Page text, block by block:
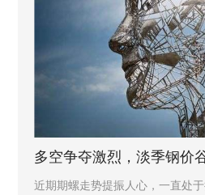
多空争夺激烈，淡季钢价
近期期螺走势提振人心，一直处